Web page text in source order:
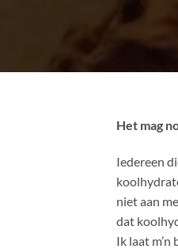
Het mag
Iedereen
niet aan
dat
Ik laat